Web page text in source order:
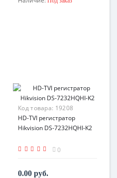
Код товара: 19208
HD-TVI регистратор
Hikvision DS-7232HQHI-K2
0
0.00 руб.